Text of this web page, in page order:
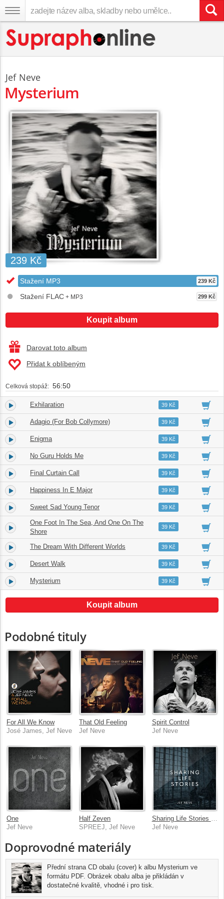
Jef Neve
Mysterium
239 Kč
Stažení MP3 239 Kč
Stažení FLAC + MP3 299 Kč
Koupit album
Darovat toto album
Přidat k oblíbeným
Celková stopáž: 56:50
1. Exhilaration 05:5639 Kč
2. Adagio (For Bob Collymore) 04:2939 Kč
3. Enigma 04:5239 Kč
4. No Guru Holds Me 05:2239 Kč
5. Final Curtain Call 06:0339 Kč
6. Happiness In E Major 05:3539 Kč
7. Sweet Sad Young Tenor 04:1339 Kč
8.
One Foot In The Sea, And One On The
Shore
03:2639 Kč
9. The Dream With Different Worlds 05:3239 Kč
10. Desert Walk 06:1239 Kč
11. Mysterium 05:1039 Kč
Koupit album
Podobné tituly
For All We Know
José James, Jef Neve
That Old Feeling
Jef Neve
Spirit Control
Jef Neve
One
Jef Neve
Half Zeven
SPREEJ, Jef Neve
Sharing Life Stories - The Music Of "Start 2 Play"
Jef Neve
Doprovodné materiály
Přední strana CD obalu (cover) k albu Mysterium ve
formátu PDF. Obrázek obalu alba je přikládán v
dostatečné kvalitě, vhodné i pro tisk.